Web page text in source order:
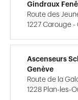
Gindraux
Route des
1227 Carouge -
Ascenseurs
Genève
Route de la
1228 Plan-les-